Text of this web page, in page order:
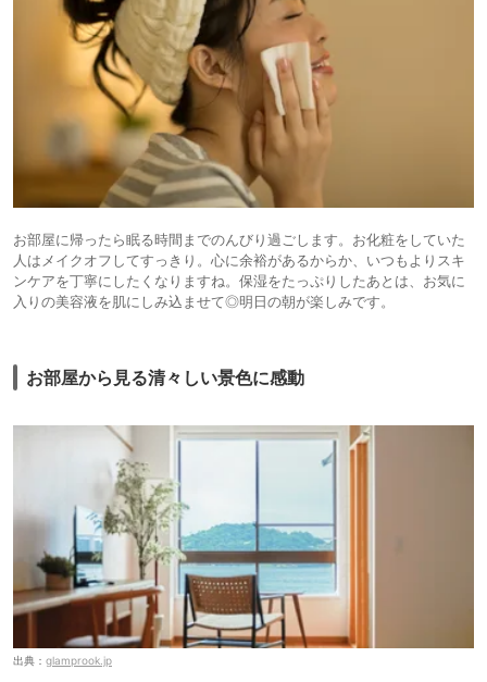
お部屋に帰ったら眠る時間までのんびり過ごします。お化粧をしていた
人はメイクオフしてすっきり。心に余裕があるからか、いつもよりスキ
ンケアを丁寧にしたくなりますね。保湿をたっぷりしたあとは、お気に
入りの美容液を肌にしみ込ませて◎明日の朝が楽しみです。
お部屋から見る清々しい景色に感動
出典： glamprook.jp